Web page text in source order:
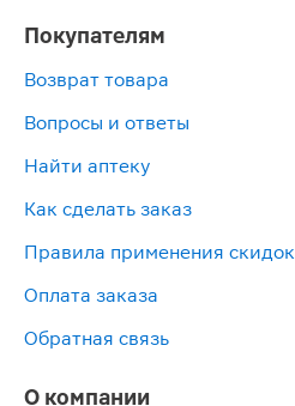
Покупателям
Возврат товара
Вопросы и ответы
Найти аптеку
Как сделать заказ
Правила применения скидок
Оплата заказа
Обратная связь
О компании